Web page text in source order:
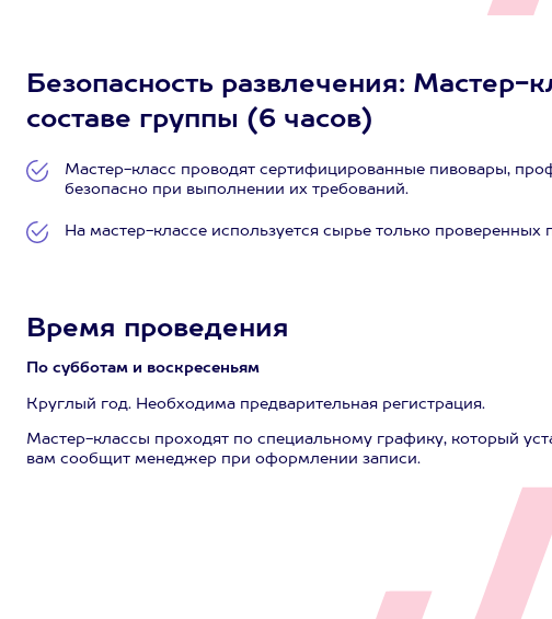
Безопасность развлечения: Мастер-
составе группы (6 часов)
Мастер-класс проводят сертифицированные пивовары,
безопасно при выполнении их требований.
На мастер-классе используется сырье только проверенных
Время проведения
По субботам и воскресеньям
Круглый год. Необходима предварительная регистрация.
Мастер-классы проходят по специальному графику, который
вам сообщит менеджер при оформлении записи.